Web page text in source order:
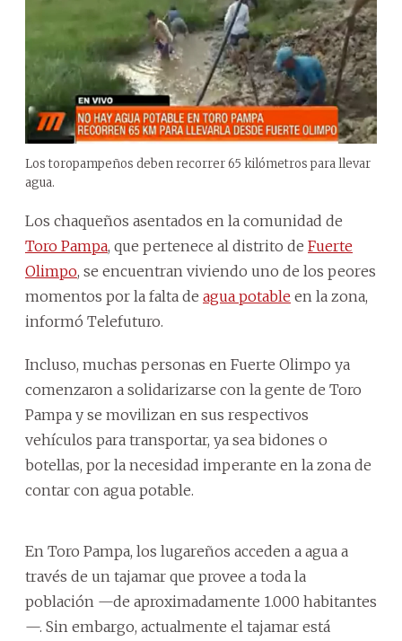
Los toropampeños deben recorrer 65 kilómetros para llevar
agua.
Los chaqueños asentados en la comunidad de
Toro Pampa, que pertenece al distrito de Fuerte
Olimpo, se encuentran viviendo uno de los peores
momentos por la falta de agua potable en la zona,
informó Telefuturo.
Incluso, muchas personas en Fuerte Olimpo ya
comenzaron a solidarizarse con la gente de Toro
Pampa y se movilizan en sus respectivos
vehículos para transportar, ya sea bidones o
botellas, por la necesidad imperante en la zona de
contar con agua potable.
En Toro Pampa, los lugareños acceden a agua a
través de un tajamar que provee a toda la
población —de aproximadamente 1.000 habitantes
—. Sin embargo, actualmente el tajamar está